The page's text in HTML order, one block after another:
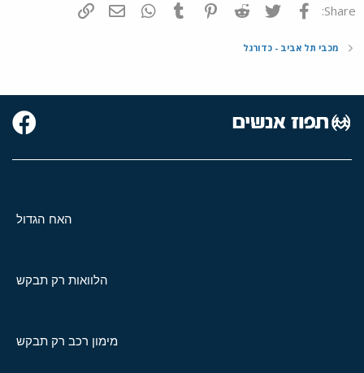
Share: פייסבוק Twitter
Reddit
Pinterest
Tumblr
WhatsAppדואר אלקטרוני
מכבי תל אביב - כדורגל
האח הגדול
הלוואות רק תבקש
מימון רכב רק תבקש